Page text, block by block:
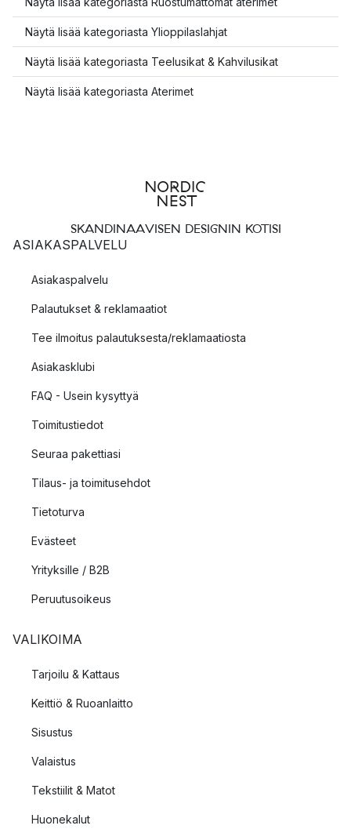
Näytä lisää kategoriasta Ylioppilaslahjat
Näytä lisää kategoriasta Teelusikat & Kahvilusikat
Näytä lisää kategoriasta Aterimet
SKANDINAAVISEN DESIGNIN KOTISI
ASIAKASPALVELU
Asiakaspalvelu
Palautukset & reklamaatiot
Tee ilmoitus palautuksesta/reklamaatiosta
Asiakasklubi
FAQ - Usein kysyttyä
Toimitustiedot
Seuraa pakettiasi
Tilaus- ja toimitusehdot
Tietoturva
Evästeet
Yrityksille / B2B
Peruutusoikeus
VALIKOIMA
Tarjoilu & Kattaus
Keittiö & Ruoanlaitto
Sisustus
Valaistus
Tekstiilit & Matot
Huonekalut